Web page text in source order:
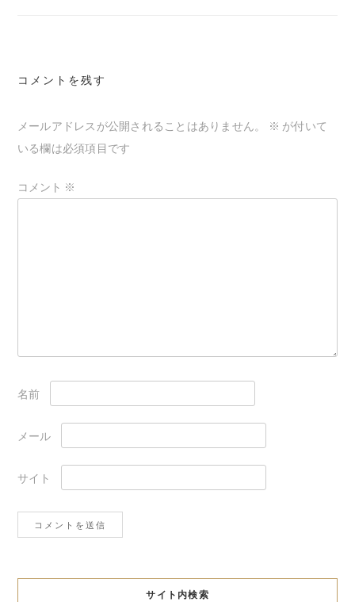
ゲ
シ
ン
コメントを残す
メールアドレスが公開されることはありません。 ※ が付いて
いる欄は必須項目です
コメント ※
名前
メール
サイト
サイト内検索